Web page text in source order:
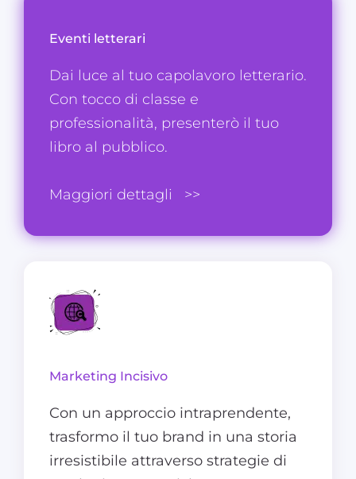
Eventi letterari
Dai luce al tuo capolavoro letterario.
Con tocco di classe e
professionalità, presenterò il tuo
libro al pubblico.
Maggiori dettagli >>
Marketing Incisivo
Con un approccio intraprendente,
trasformo il tuo brand in una storia
irresistibile attraverso strategie di